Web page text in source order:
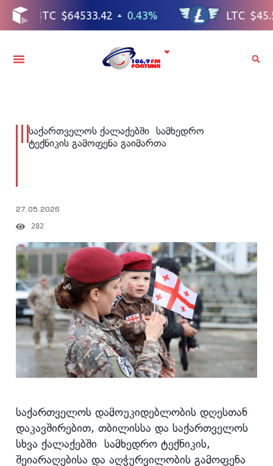
საქართველოს ქალაქებში სამხედრო
ტექნიკის გამოფენა გაიმართა
27.05.2026
282
საქართველოს დამოუკიდებლობის დღესთან
დაკავშირებით, თბილისსა და საქართველოს
სხვა ქალაქებში სამხედრო ტექნიკის,
შეიარაღებისა და აღჭურვილობის გამოფენა